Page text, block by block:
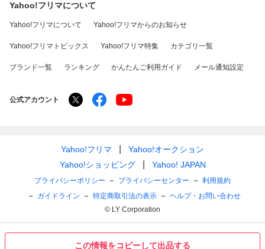
この情報をコピーして出品する
Yahoo!フリマについて
Yahoo!フリマについて Yahoo!フリマからのお知らせ
Yahoo!フリマトピックス Yahoo!フリマ特集 カテゴリ一覧
ブランド一覧 ランキング かんたんご利用ガイド メール通知設定
公式アカウント
Yahoo!フリマ
Yahoo!オークション
Yahoo!ショッピング
Yahoo! JAPAN
プライバシーポリシー プライバシーセンター
利用規約
ガイドライン
特定商取引法の表示
ヘルプ・お問い合わせ
© LY Corporation